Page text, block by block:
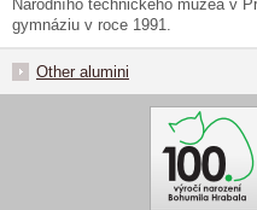
Národního technického muzea v
gymnáziu v roce 1991.
Other alumini